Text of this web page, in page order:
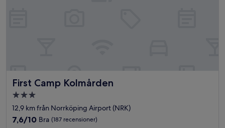
First Camp Kolmården
First Camp Kolmården
3.0-
stjärnigt
boende
12,9 km från Norrköping Airport (NRK)
7.6
7,6/10 Bra (187 recensioner)